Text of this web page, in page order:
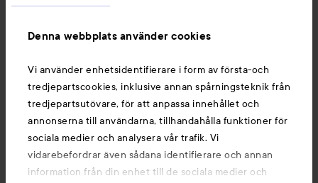
Denna webbplats använder cookies
Vi använder enhetsidentifierare i form av första-och
tredjepartscookies, inklusive annan spårningsteknik från
tredjepartsutövare, för att anpassa innehållet och
annonserna till användarna, tillhandahålla funktioner för
sociala medier och analysera vår trafik. Vi
vidarebefordrar även sådana identifierare och annan
information från din enhet till de sociala medier och
Nyheter och erbjudanden
Följ oss